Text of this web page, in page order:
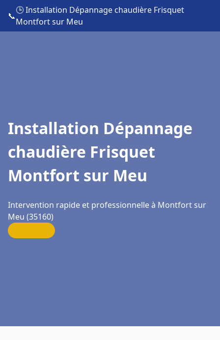
📞
🕒 Installation Dépannage chaudière Frisquet
Montfort sur Meu
Installation Dépannage
chaudière Frisquet
Montfort sur Meu
Intervention rapide et professionnelle à Montfort sur
Meu (35160)